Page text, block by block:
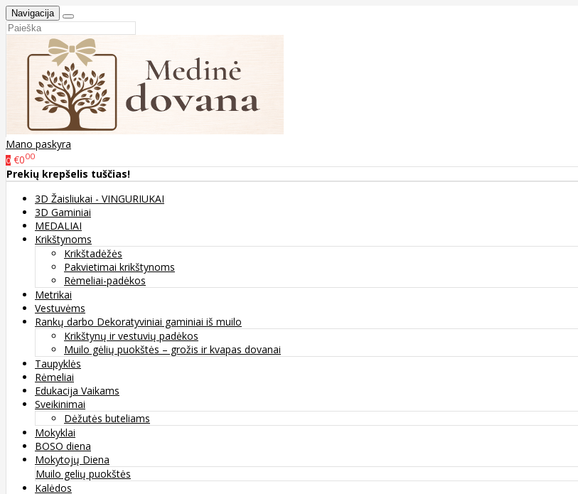
Navigacija
Mano paskyra
0 €000
Prekių krepšelis tuščias!
3D Žaisliukai - VINGURIUKAI
3D Gaminiai
MEDALIAI
Krikštynoms
Krikštadėžės
Pakvietimai krikštynoms
Rėmeliai-padėkos
Metrikai
Vestuvėms
Rankų darbo Dekoratyviniai gaminiai iš muilo
Krikštynų ir vestuvių padėkos
Muilo gėlių puokštės – grožis ir kvapas dovanai
Taupyklės
Rėmeliai
Edukacija Vaikams
Sveikinimai
Dėžutės buteliams
Mokyklai
BOSO diena
Mokytojų Diena
Muilo gelių puokštės
Kalėdos